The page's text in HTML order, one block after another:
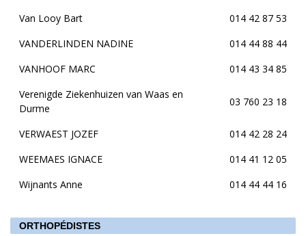
Van Looy Bart
014 42 87 53
VANDERLINDEN NADINE
014 44 88 44
VANHOOF MARC
014 43 34 85
Verenigde Ziekenhuizen van Waas en
Durme
03 760 23 18
VERWAEST JOZEF
014 42 28 24
WEEMAES IGNACE
014 41 12 05
Wijnants Anne
014 44 44 16
ORTHOPÉDISTES